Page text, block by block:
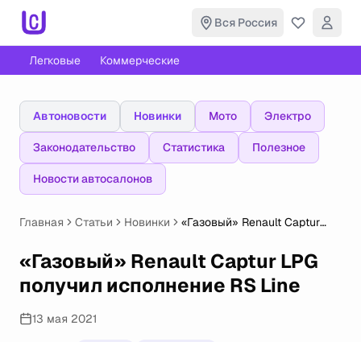
Вся Россия
Легковые Коммерческие
Автоновости Новинки Мото Электро
Законодательство Статистика Полезное
Новости автосалонов
Главная Статьи Новинки
«Газовый» Renault Captur
Line
«Газовый» Renault Captur LPG
получил исполнение RS Line
13 мая 2021